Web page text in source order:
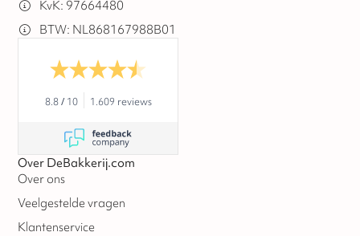
KvK: 97664480
BTW: NL868167988B01
8.8/ 10 1.609 reviews
Over DeBakkerij.com
Over ons
Veelgestelde vragen
Klantenservice